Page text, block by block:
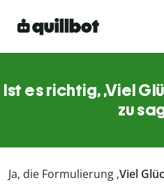
Ist es richtig, ‚Viel
zu
Ja, die Formulierung ‚Viel